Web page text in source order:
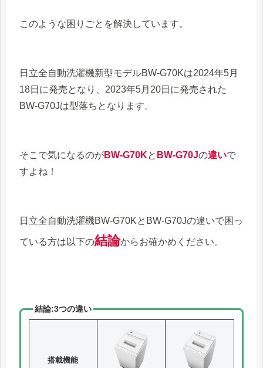
このような困りごとを解決しています。
日立全自動洗濯機新型モデルBW-G70Kは2024年5月
18日に発売となり、2023年5月20日に発売された
BW-G70Jは型落ちとなります。
そこで気になるのがBW-G70Kと BW-G70Jの違いで
すよね！
日立全自動洗濯機BW-G70KとBW-G70Jの違いで困っ
ている方は以下の結論からお確かめください。
結論:3つの違い
搭載機能